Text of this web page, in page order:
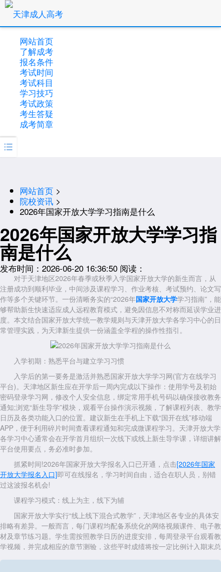
网站首页
了解成考
报名条件
考试时间
考试科目
学习技巧
考试政策
考生答疑
成考简章

网站首页 >
院校资讯 >
2026年国家开放大学学习指南是什么
2026年国家开放大学学习指
南是什么
发布时间：2026-06-20 16:36:50 阅读：
对于天津地区2026年春季或秋季入学国家开放大学的新生而言，从
注册成功到顺利毕业，中间涉及课程学习、作业考核、考试预约、论文写
作等多个关键环节。一份清晰务实的“2026年国家开放大学学习指南”，能
够帮助新生快速适应成人远程教育模式，避免因信息不对称而延误学业进
度。本文结合国家开放大学统一教学规则与天津开放大学各学习中心的日
常管理实践，为天津新生提供一份涵盖全学程的操作性指引。
入学初期：熟悉平台与建立学习习惯
入学后的第一要务是激活并熟悉国家开放大学学习网(官方在线学习
平台)。天津地区新生应在开学后一周内完成以下操作：使用学号及初始
密码登录学习网，修改个人安全信息，绑定常用手机号码以确保接收教务
通知;浏览“新生导学”模块，观看平台操作演示视频，了解课程列表、教学
日历及各类功能入口的位置。建议新生在手机上下载“国开在线”移动端
APP，便于利用碎片时间查看课程通知和完成微课程学习。天津开放大学
各学习中心通常会在开学首月组织一次线下或线上新生导学课，详细讲解
平台使用要点，务必准时参加。
抓紧时间!2026年国家开放大学报名入口已开通，点击[2026年国家
开放大学报名入口]即可在线报名，学习时间自由，适合在职人员，别错
过这波报名机会!
课程学习模式：线上为主，线下为辅
国家开放大学实行“线上线下混合式教学”，天津地区各专业的具体安
排略有差异。一般而言，每门课程均配备系统化的网络视频课件、电子教
材及章节练习题。学生需按照教学日历的进度安排，每周登录平台观看教
学视频，并完成相应的章节测验，这些平时成绩将按一定比例计入期末总